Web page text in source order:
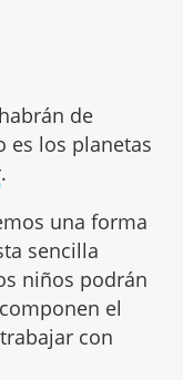
de
es los planetas
.
una forma
sencilla
niños podrán
el
con